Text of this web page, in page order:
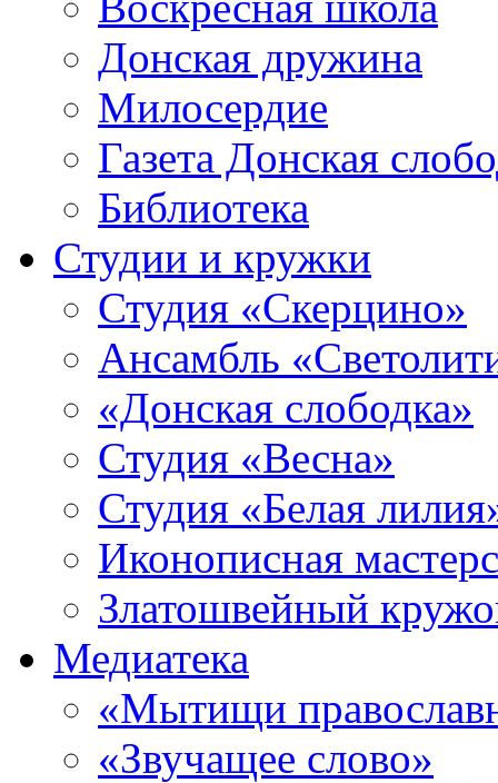
Донская дружина
Милосердие
Газета Донская
Библиотека
Студии и кружки
Студия «Скерцино»
Ансамбль
«Донская слободка»
Студия «Весна»
Студия «Белая
Иконописная
Златошвейный
Медиатека
«Мытищи
«Звучащее слово»